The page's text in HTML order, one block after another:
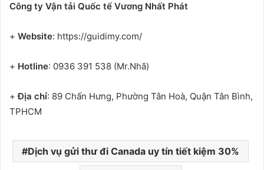
Công ty Vận tải Quốc tế Vương Nhất Phát
+ Website: https://guidimy.com/
+ Hotline: 0936 391 538 (Mr.Nhã)
+Địa chỉ: 89 Chấn Hưng, Phường Tân Hoà, Quận Tân Bình,
TPHCM
Dịch vụ gửi thư đi Canada uy tín tiết kiệm 30%